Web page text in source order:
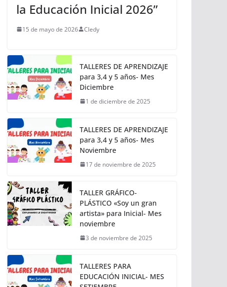
la Educación Inicial 2026”
15 de mayo de 2026 Cledy
TALLERES DE APRENDIZAJE
para 3,4 y 5 años- Mes
Diciembre
1 de diciembre de 2025
TALLERES DE APRENDIZAJE
para 3,4 y 5 años- Mes
Noviembre
17 de noviembre de 2025
TALLER GRÁFICO-
PLÁSTICO «Soy un gran
artista» para Inicial- Mes
noviembre
3 de noviembre de 2025
TALLERES PARA
EDUCACIÓN INICIAL- MES